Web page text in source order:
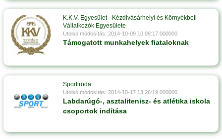
K.K.V. Egyesület - Kézdivásárhelyi és Környékbeli
Vállalkozók Egyesülete
Utolsó módosítás: 2014-10-09 10:09:17.000000
Támogatott munkahelyek fiataloknak
Sportiroda
Utolsó módosítás: 2014-10-17 13:26:19.000000
Labdarúgó-, asztalitenisz- és atlétika iskola
csoportok indítása